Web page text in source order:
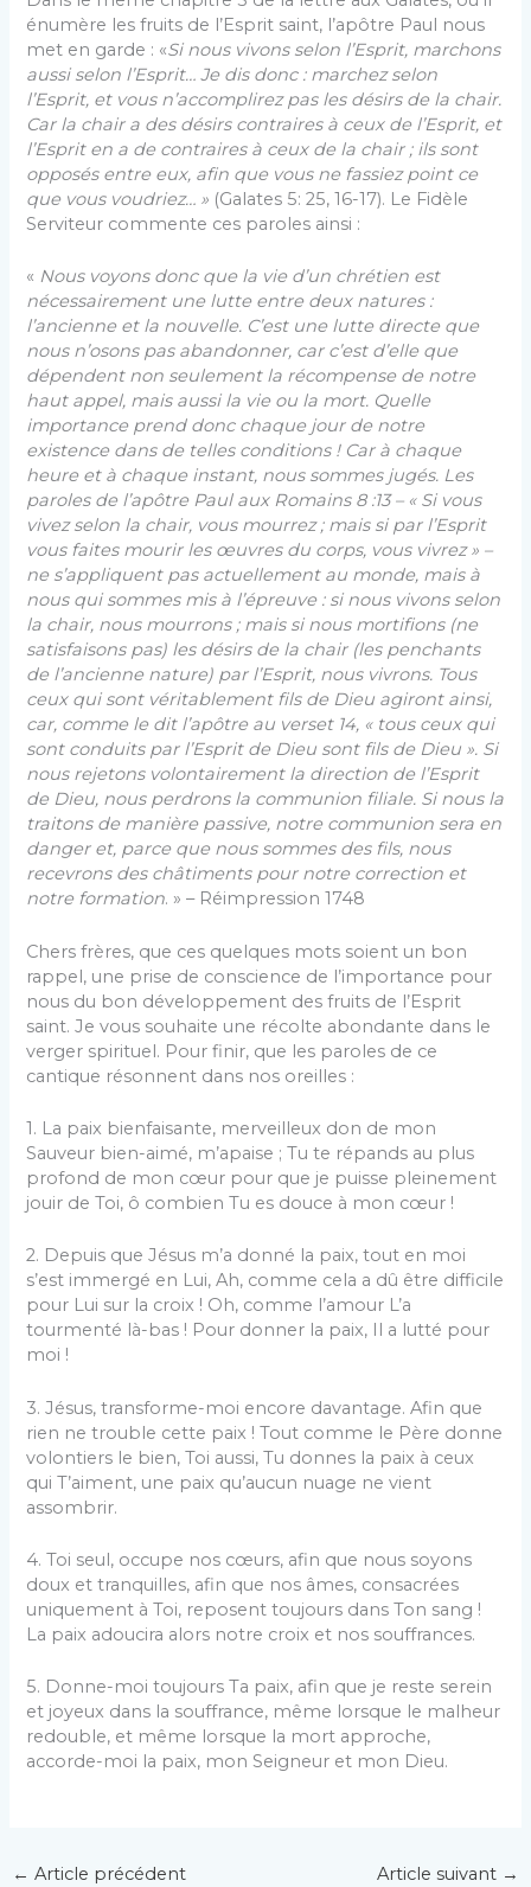
énumère les fruits de l’Esprit saint, l’apôtre Paul nous
met en garde : «Si nous vivons selon l’Esprit, marchons
aussi selon l’Esprit… Je dis donc : marchez selon
l’Esprit, et vous n’accomplirez pas les désirs de la chair.
Car la chair a des désirs contraires à ceux de l’Esprit, et
l’Esprit en a de contraires à ceux de la chair ; ils sont
opposés entre eux, afin que vous ne fassiez point ce
que vous voudriez… » (Galates 5: 25, 16-17). Le Fidèle
Serviteur commente ces paroles ainsi :
« Nous voyons donc que la vie d’un chrétien est
nécessairement une lutte entre deux natures :
l’ancienne et la nouvelle. C’est une lutte directe que
nous n’osons pas abandonner, car c’est d’elle que
dépendent non seulement la récompense de notre
haut appel, mais aussi la vie ou la mort. Quelle
importance prend donc chaque jour de notre
existence dans de telles conditions ! Car à chaque
heure et à chaque instant, nous sommes jugés. Les
paroles de l’apôtre Paul aux Romains 8 :13– « Si vous
vivez selon la chair, vous mourrez ; mais si par l’Esprit
vous faites mourir les œuvres du corps, vous vivrez » –
ne s’appliquent pas actuellement au monde, mais à
nous qui sommes mis à l’épreuve : si nous vivons selon
la chair, nous mourrons ; mais si nous mortifions (ne
satisfaisons pas) les désirs de la chair (les penchants
de l’ancienne nature) par l’Esprit, nous vivrons. Tous
ceux qui sont véritablement fils de Dieu agiront ainsi,
car, comme le dit l’apôtre au verset 14, « tous ceux qui
sont conduits par l’Esprit de Dieu sont fils de Dieu ». Si
nous rejetons volontairement la direction de l’Esprit
de Dieu, nous perdrons la communion filiale. Si nous la
traitons de manière passive, notre communion sera en
danger et, parce que nous sommes des fils, nous
recevrons des châtiments pour notre correction et
notre formation. » – Réimpression 1748
Chers frères, que ces quelques mots soient un bon
rappel, une prise de conscience de l’importance pour
nous du bon développement des fruits de l’Esprit
saint. Je vous souhaite une récolte abondante dans le
verger spirituel. Pour finir, que les paroles de ce
cantique résonnent dans nos oreilles :
1. La paix bienfaisante, merveilleux don de mon
Sauveur bien-aimé, m’apaise ; Tu te répands au plus
profond de mon cœur pour que je puisse pleinement
jouir de Toi, ô combien Tu es douce à mon cœur !
2. Depuis que Jésus m’a donné la paix, tout en moi
s’est immergé en Lui, Ah, comme cela a dû être difficile
pour Lui sur la croix ! Oh, comme l’amour L’a
tourmenté là-bas ! Pour donner la paix, Il a lutté pour
moi !
3. Jésus, transforme-moi encore davantage. Afin que
rien ne trouble cette paix ! Tout comme le Père donne
volontiers le bien, Toi aussi, Tu donnes la paix à ceux
qui T’aiment, une paix qu’aucun nuage ne vient
assombrir.
4. Toi seul, occupe nos cœurs, afin que nous soyons
doux et tranquilles, afin que nos âmes, consacrées
uniquement à Toi, reposent toujours dans Ton sang !
La paix adoucira alors notre croix et nos souffrances.
5. Donne-moi toujours Ta paix, afin que je reste serein
et joyeux dans la souffrance, même lorsque le malheur
redouble, et même lorsque la mort approche,
accorde-moi la paix, mon Seigneur et mon Dieu.
← Article précédent Article suivant →